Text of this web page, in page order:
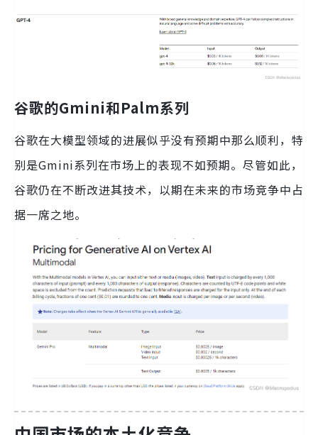
谷歌的Gmini和Palm系列
谷歌在大模型领域的进展似乎没有预期中那么顺利，特
别是Gmini系列在市场上的表现不如预期。尽管如此，
谷歌仍在不断改进其技术，以期在未来的市场竞争中占
据一席之地。